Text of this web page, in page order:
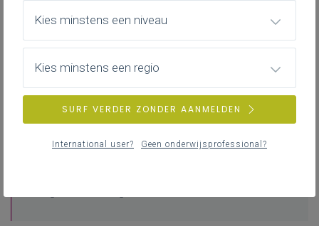
Achtergrond
Literatuur, onderzoek, regelgeving, interessante
websites …
Kies minstens een niveau
Kies minstens een regio
SURF VERDER ZONDER AANMELDEN
International user? Geen onderwijsprofessional?